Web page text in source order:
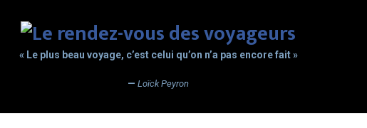
« Le plus beau voyage, c’est celui qu’on n’a pas encore fait »
— Loïck Peyron